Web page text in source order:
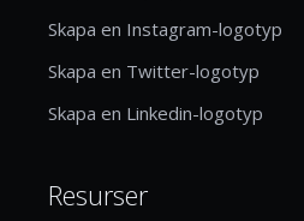
Skapa en Instagram-logotyp
Skapa en Twitter-logotyp
Skapa en Linkedin-logotyp
Resurser